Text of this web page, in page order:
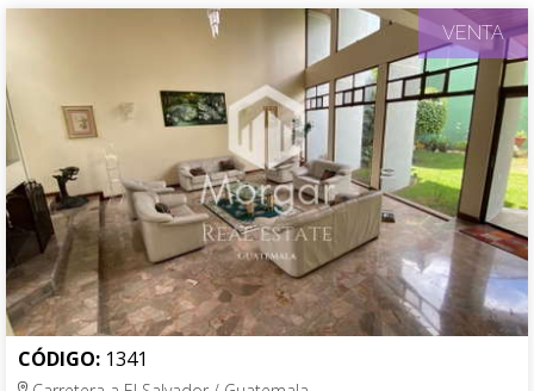
CÓDIGO: 1341
VENTA